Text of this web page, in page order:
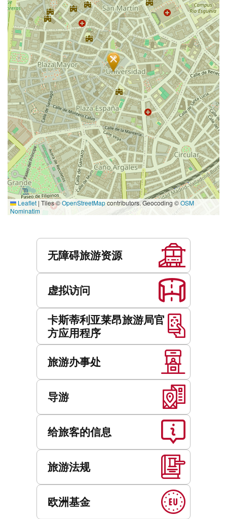
Leaflet | Tiles ©OpenStreetMapcontributors. Geocoding ©OSM
Nominatim
无障碍旅游资源
虚拟访问
卡斯蒂利亚莱昂旅游局官
方应用程序
旅游办事处
导游
给旅客的信息
旅游法规
欧洲基金